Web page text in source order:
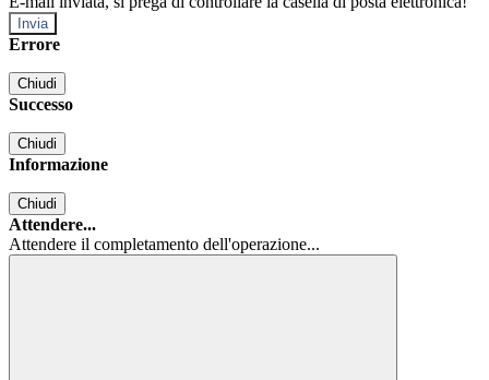
Errore
Chiudi
Successo
Chiudi
Informazione
Chiudi
Attendere...
Attendere il completamento dell'operazione...